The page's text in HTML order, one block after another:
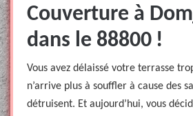
Couverture à
dans le 88800 !
Vous avez délaissé votre terrasse
n’arrive plus à souffler à cause des
détruisent. Et aujourd’hui, vous